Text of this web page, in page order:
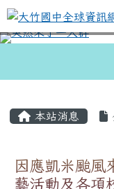
跳至主內容區
大竹國中全
本站消息
因應凱米颱風
藝活動及各項